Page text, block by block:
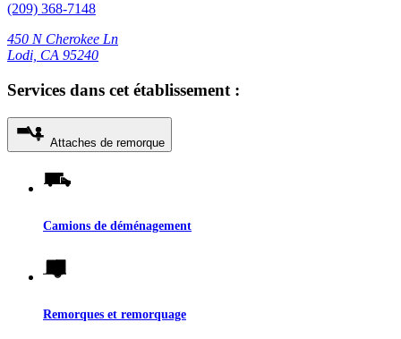
(209) 368-7148
450 N Cherokee Ln
Lodi, CA 95240
Services dans cet établissement :
Attaches de remorque
Camions de déménagement
Remorques et remorquage